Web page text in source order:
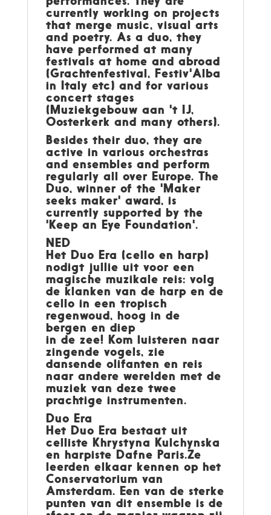
currently working on projects
that merge music, visual arts
and poetry. As a duo, they
have performed at many
festivals at home and abroad
(Grachtenfestival, Festiv'Alba
in Italy etc) and for various
concert stages
(Muziekgebouw aan 't IJ,
Oosterkerk and many others).
Besides their duo, they are
active in various orchestras
and ensembles and perform
regularly all over Europe. The
Duo, winner of the 'Maker
seeks maker' award, is
currently supported by the
'Keep an Eye Foundation'.
NED
Het Duo Era (cello en harp)
nodigt jullie uit voor een
magische muzikale reis: volg
de klanken van de harp en de
cello in een tropisch
regenwoud, hoog in de
bergen en diep
in de zee! Kom luisteren naar
zingende vogels, zie
dansende olifanten en reis
naar andere werelden met de
muziek van deze twee
prachtige instrumenten.
Duo Era
Het Duo Era bestaat uit
celliste Khrystyna Kulchynska
en harpiste Dafne Paris.Ze
leerden elkaar kennen op het
Conservatorium van
Amsterdam. Een van de sterke
punten van dit ensemble is de